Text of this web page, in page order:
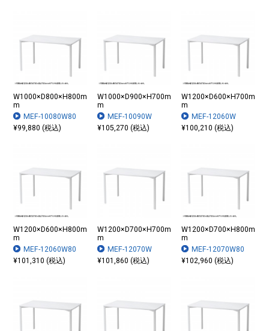
W1000×D800×H800m
m
MEF-10080W80
¥99,880 (税込)
W1000×D900×H700m
m
MEF-10090W
¥105,270 (税込)
W1200×D600×H700m
m
MEF-12060W
¥100,210 (税込)
W1200×D600×H800m
m
MEF-12060W80
¥101,310 (税込)
W1200×D700×H700m
m
MEF-12070W
¥101,860 (税込)
W1200×D700×H800m
m
MEF-12070W80
¥102,960 (税込)